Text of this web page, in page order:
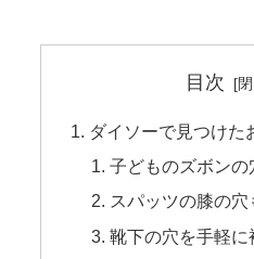
目次
ダイソーで見つけた
子どものズボンの
スパッツの膝の穴
靴下の穴を手軽に